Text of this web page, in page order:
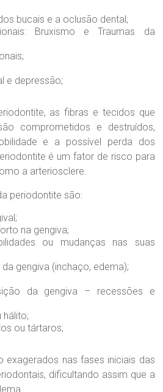
bucais e a oclusão dental;
Bruxismo e Traumas da
e depressão;
as fibras e tecidos que
comprometidos e destruídos,
e a possível perda dos
é um fator de risco para
a arteriosclere.
periodontite são:
na gengiva;
ou mudanças nas suas
gengiva (inchaço, edema);
da gengiva – recessões e
hálito;
ou tártaros;
exagerados nas fases iniciais das
dificultando assim que a